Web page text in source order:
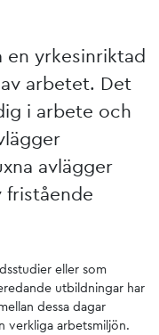
en yrkesinriktad
arbetet. Det
i arbete och
avlägger
fristående
eller som
utbildningar har
dessa dagar
verkliga arbetsmiljön.